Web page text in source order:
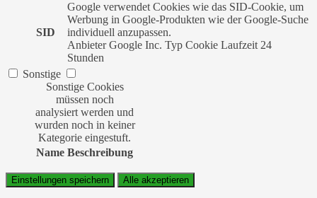
SID
Google verwendet Cookies wie das SID-Cookie, um
Werbung in Google-Produkten wie der Google-Suche
individuell anzupassen.
Anbieter Google Inc. Typ Cookie Laufzeit 24
Stunden
Sonstige
Sonstige Cookies
müssen noch
analysiert werden und
wurden noch in keiner
Kategorie eingestuft.
Name Beschreibung
Einstellungen speichern Alle akzeptieren